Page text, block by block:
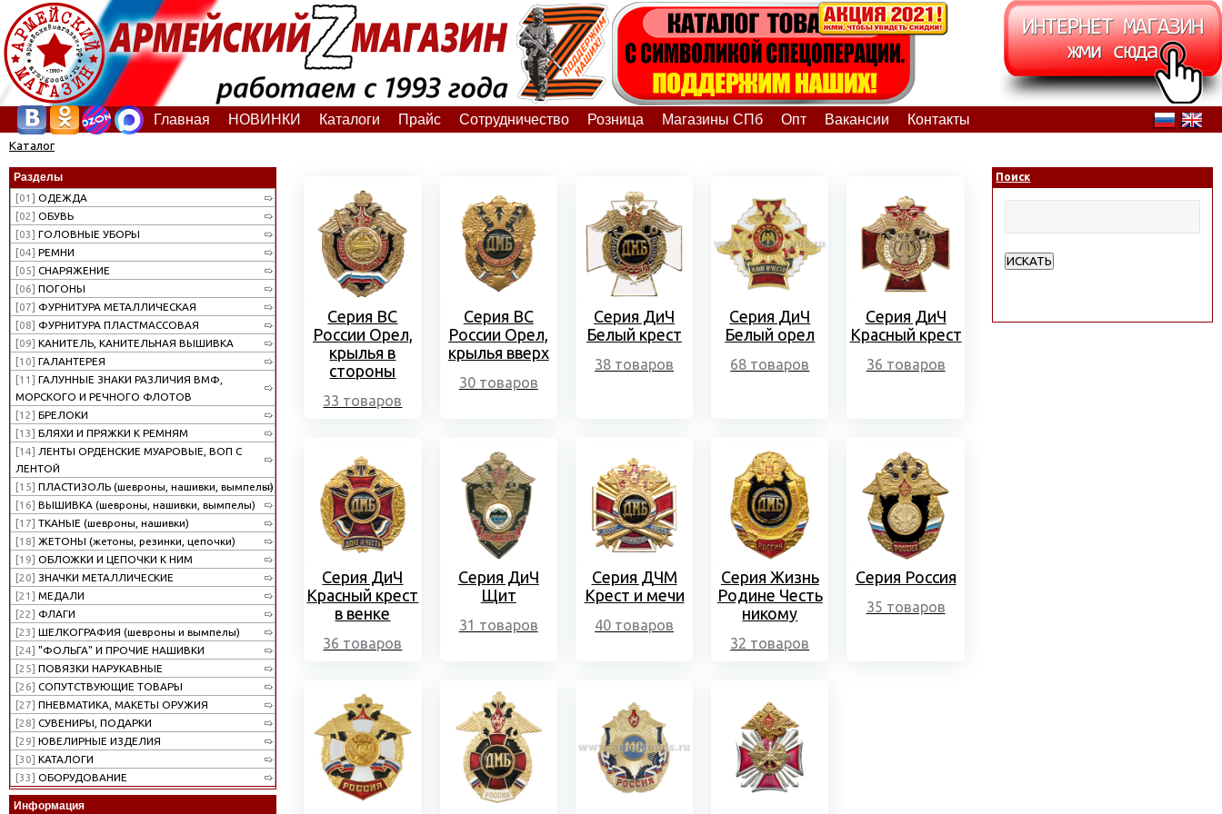
Главная НОВИНКИ Каталоги Прайс Сотрудничество Розница Магазины СПб Опт Вакансии Контакты
Каталог
Разделы
[01] ОДЕЖДА
[02] ОБУВЬ
[03] ГОЛОВНЫЕ УБОРЫ
[04] РЕМНИ
[05] СНАРЯЖЕНИЕ
[06] ПОГОНЫ
[07] ФУРНИТУРА МЕТАЛЛИЧЕСКАЯ
[08] ФУРНИТУРА ПЛАСТМАССОВАЯ
[09] КАНИТЕЛЬ, КАНИТЕЛЬНАЯ ВЫШИВКА
[10] ГАЛАНТЕРЕЯ
[11] ГАЛУННЫЕ ЗНАКИ РАЗЛИЧИЯ ВМФ,
МОРСКОГО И РЕЧНОГО ФЛОТОВ
[12] БРЕЛОКИ
[13] БЛЯХИ И ПРЯЖКИ К РЕМНЯМ
[14] ЛЕНТЫ ОРДЕНСКИЕ МУАРОВЫЕ, ВОП С
ЛЕНТОЙ
[15] ПЛАСТИЗОЛЬ (шевроны, нашивки, вымпелы)
[16] ВЫШИВКА (шевроны, нашивки, вымпелы)
[17] ТКАНЫЕ (шевроны, нашивки)
[18] ЖЕТОНЫ (жетоны, резинки, цепочки)
[19] ОБЛОЖКИ И ЦЕПОЧКИ К НИМ
[20] ЗНАЧКИ МЕТАЛЛИЧЕСКИЕ
[21] МЕДАЛИ
[22] ФЛАГИ
[23] ШЕЛКОГРАФИЯ (шевроны и вымпелы)
[24] "ФОЛЬГА" И ПРОЧИЕ НАШИВКИ
[25] ПОВЯЗКИ НАРУКАВНЫЕ
[26] СОПУТСТВУЮЩИЕ ТОВАРЫ
[27] ПНЕВМАТИКА, МАКЕТЫ ОРУЖИЯ
[28] СУВЕНИРЫ, ПОДАРКИ
[29] ЮВЕЛИРНЫЕ ИЗДЕЛИЯ
[30] КАТАЛОГИ
[33] ОБОРУДОВАНИЕ
Информация
Серия ВС
России Орел,
крылья в
стороны
33 товаров
Серия ВС
России Орел,
крылья вверх
30 товаров
Серия ДиЧ
Белый крест
38 товаров
Серия ДиЧ
Белый орел
68 товаров
Серия ДиЧ
Красный крест
36 товаров
Серия ДиЧ
Красный крест
в венке
36 товаров
Серия ДиЧ
Щит
31 товаров
Серия ДЧМ
Крест и мечи
40 товаров
Серия Жизнь
Родине Честь
никому
32 товаров
Серия Россия
35 товаров
Поиск
ИСКАТЬ